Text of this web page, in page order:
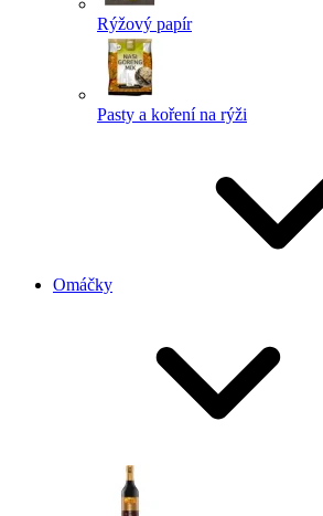
Rýžový papír
Pasty a koření na rýži
Omáčky